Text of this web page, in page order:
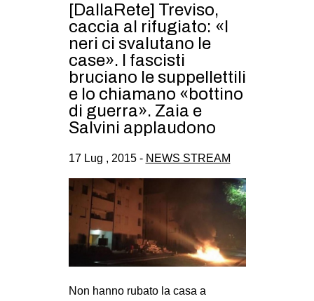
[DallaRete] Treviso,
caccia al rifugiato: «I
neri ci svalutano le
case». I fascisti
bruciano le suppellettili
e lo chiamano «bottino
di guerra». Zaia e
Salvini applaudono
17 Lug , 2015 - NEWS STREAM
Non hanno rubato la casa a